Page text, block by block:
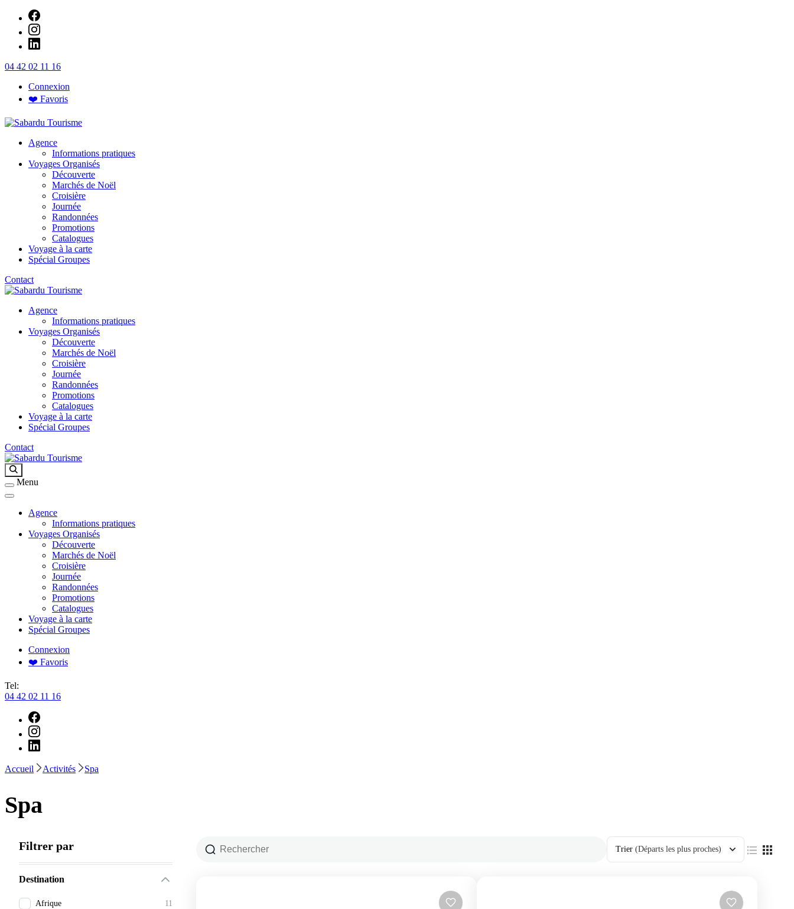
contenu
04 42 02 11 16
Connexion
❤️ Favoris
Sabardu Tourisme
Agence
Informations pratiques
Voyages Organisés
Découverte
Marchés de Noël
Croisière
Journée
Randonnées
Promotions
Catalogues
Voyage à la carte
Spécial Groupes
Contact
Sabardu Tourisme
Agence
Informations pratiques
Voyages Organisés
Découverte
Marchés de Noël
Croisière
Journée
Randonnées
Promotions
Catalogues
Voyage à la carte
Spécial Groupes
Contact
Sabardu Tourisme
Menu
Agence
Informations pratiques
Voyages Organisés
Découverte
Marchés de Noël
Croisière
Journée
Randonnées
Promotions
Catalogues
Voyage à la carte
Spécial Groupes
Connexion
❤️ Favoris
Tel:
04 42 02 11 16
Accueil Activités Spa
Spa
Filtrer par
Destination
Afrique
11
Trier (Départs les plus proches)